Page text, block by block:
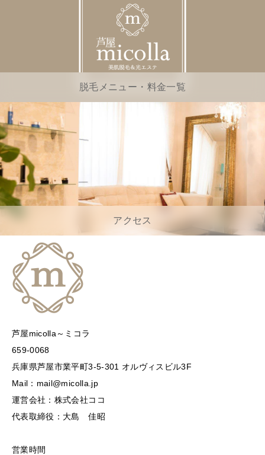
脱毛メニュー・料金一覧
アクセス
芦屋micolla～ミコラ
659-0068
兵庫県芦屋市業平町3-5-301 オルヴィスビル3F
Mail：mail@micolla.jp
運営会社：株式会社ココ
代表取締役：大島 佳昭
営業時間